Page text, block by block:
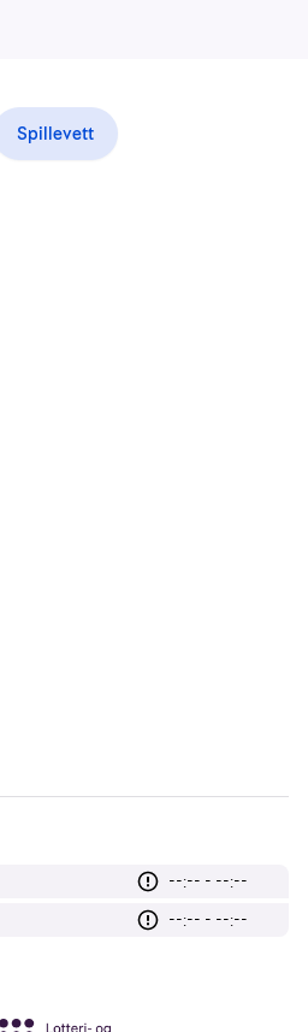
Spillevett
--:-- - --:--
--:-- - --:--